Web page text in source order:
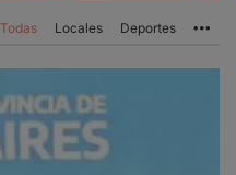
Todas Locales Deportes